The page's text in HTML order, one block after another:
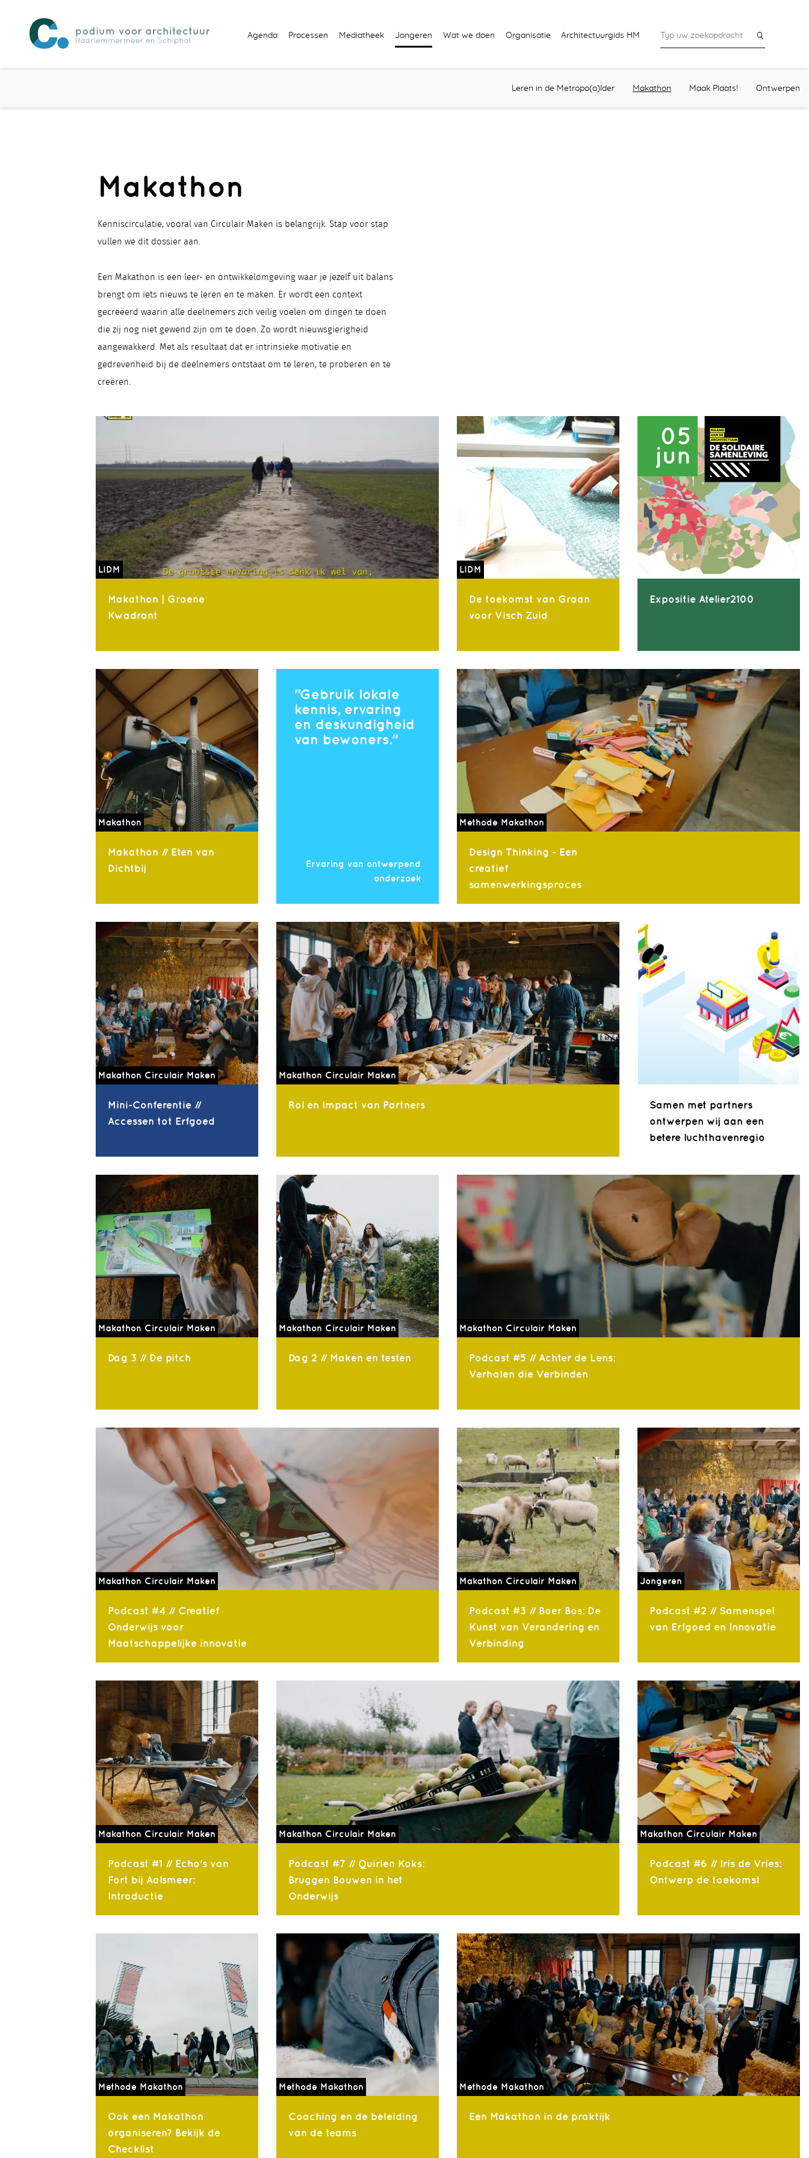
Agenda Processen Mediatheek Jongeren Wat we doen Organisatie Architectuurgids HM
Leren in de Metropo(o)lder Makathon Maak Plaats! Ontwerpen
Makathon
Kenniscirculatie, vooral van Circulair Maken is belangrijk. Stap voor stap
vullen we dit dossier aan.
Een Makathon is een leer- en ontwikkelomgeving waar je jezelf uit balans
brengt om iets nieuws te leren en te maken. Er wordt een context
gecreëerd waarin alle deelnemers zich veilig voelen om dingen te doen
die zij nog niet gewend zijn om te doen. Zo wordt nieuwsgierigheid
aangewakkerd. Met als resultaat dat er intrinsieke motivatie en
gedrevenheid bij de deelnemers ontstaat om te leren, te proberen en te
creëren.
LIDM
Makathon | Groene
Kwadrant
LIDM
De toekomst van Graan
voor Visch Zuid
05
jun
Expositie Atelier2100
Makathon
Makathon // Eten van
Dichtbij
Gebruik lokale
kennis, ervaring
en deskundigheid
van bewoners.
Ervaring van ontwerpend
onderzoek
Methode Makathon
Design Thinking - Een
creatief
samenwerkingsproces
Makathon Circulair Maken
Mini-Conferentie //
Accessen tot Erfgoed
Makathon Circulair Maken
Rol en Impact van Partners
Samen met partners
ontwerpen wij aan een
betere luchthavenregio
Makathon Circulair Maken
Dag 3 // De pitch
Makathon Circulair Maken
Dag 2 // Maken en testen
Makathon Circulair Maken
Podcast #5 // Achter de Lens:
Verhalen die Verbinden
Makathon Circulair Maken
Podcast #4 // Creatief
Onderwijs voor
Maatschappelijke innovatie
Makathon Circulair Maken
Podcast #3 // Boer Bos: De
Kunst van Verandering en
Verbinding
Jongeren
Podcast #2 // Samenspel
van Erfgoed en Innovatie
Makathon Circulair Maken
Podcast #1 // Echo's van
Fort bij Aalsmeer:
Introductie
Makathon Circulair Maken
Podcast #7 // Quirien Koks:
Bruggen Bouwen in het
Onderwijs
Makathon Circulair Maken
Podcast #6 // Iris de Vries:
Ontwerp de toekomst
Methode Makathon
Ook een Makathon
organiseren? Bekijk de
Checklist
Methode Makathon
Coaching en de beleiding
van de teams
Methode Makathon
Een Makathon in de praktijk